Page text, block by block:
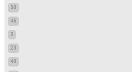
50
46
3
23
40